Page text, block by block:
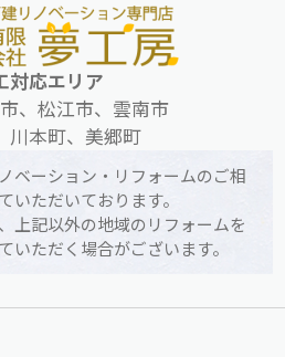
対応エリア
、松江市、雲南市
川本町、美郷町
ベーション・リフォームのご相
いただいております。
上記以外の地域のリフォームを
いただく場合がございます。